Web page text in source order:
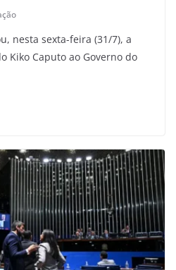
nesta sexta-feira (31/7), a
Kiko Caputo ao Governo do